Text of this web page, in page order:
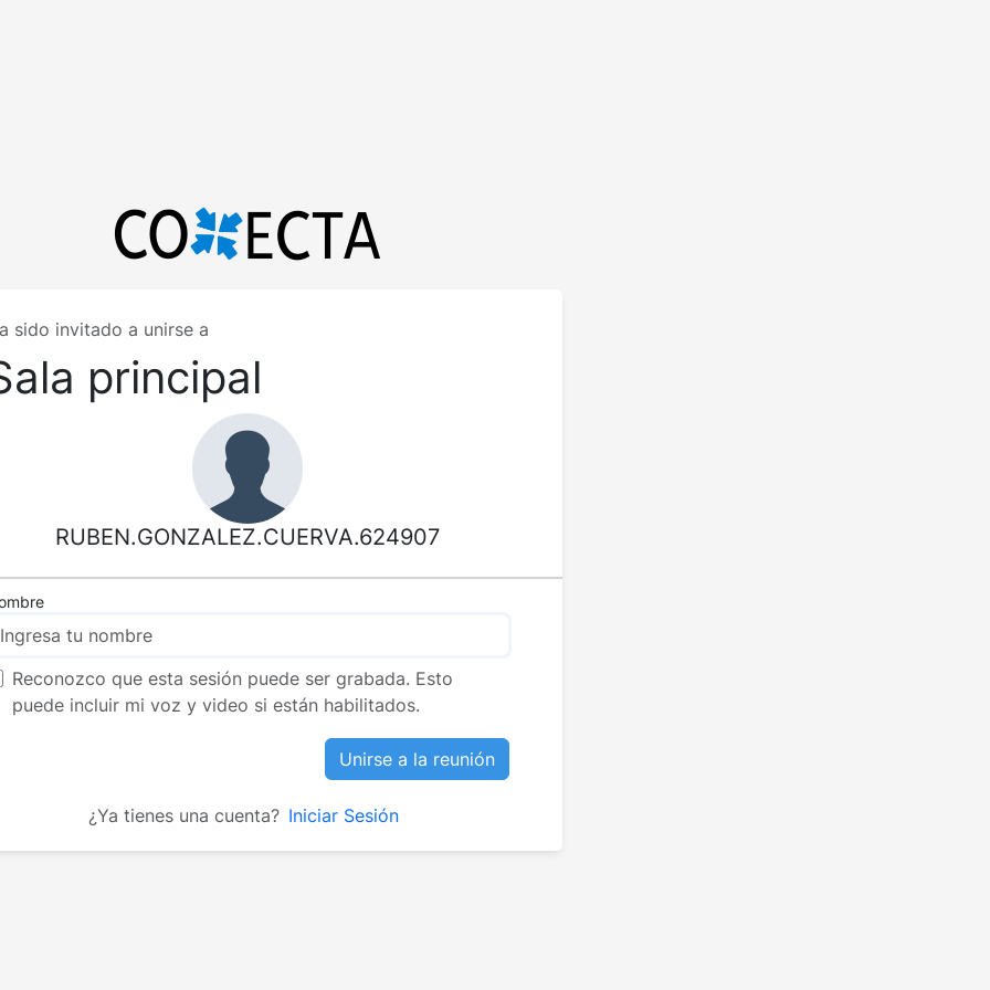
sido invitado a unirse a
principal
RUBEN.GONZALEZ.CUERVA.624907
Reconozco que esta sesión puede ser grabada. Esto
puede incluir mi voz y video si están habilitados.
Unirse a la reunión
¿Ya tienes una cuenta? Iniciar Sesión